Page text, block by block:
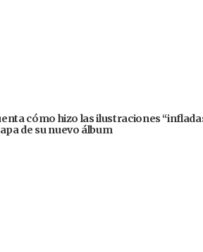
cómo hizo las ilustraciones
de su nuevo álbum